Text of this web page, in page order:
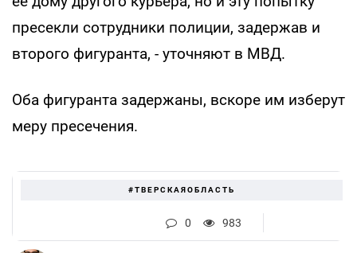
пресекли сотрудники полиции, задержав и
второго фигуранта, - уточняют в МВД.
Оба фигуранта задержаны, вскоре им изберут
меру пресечения.
#ТВЕРСКАЯОБЛАСТЬ
0 983